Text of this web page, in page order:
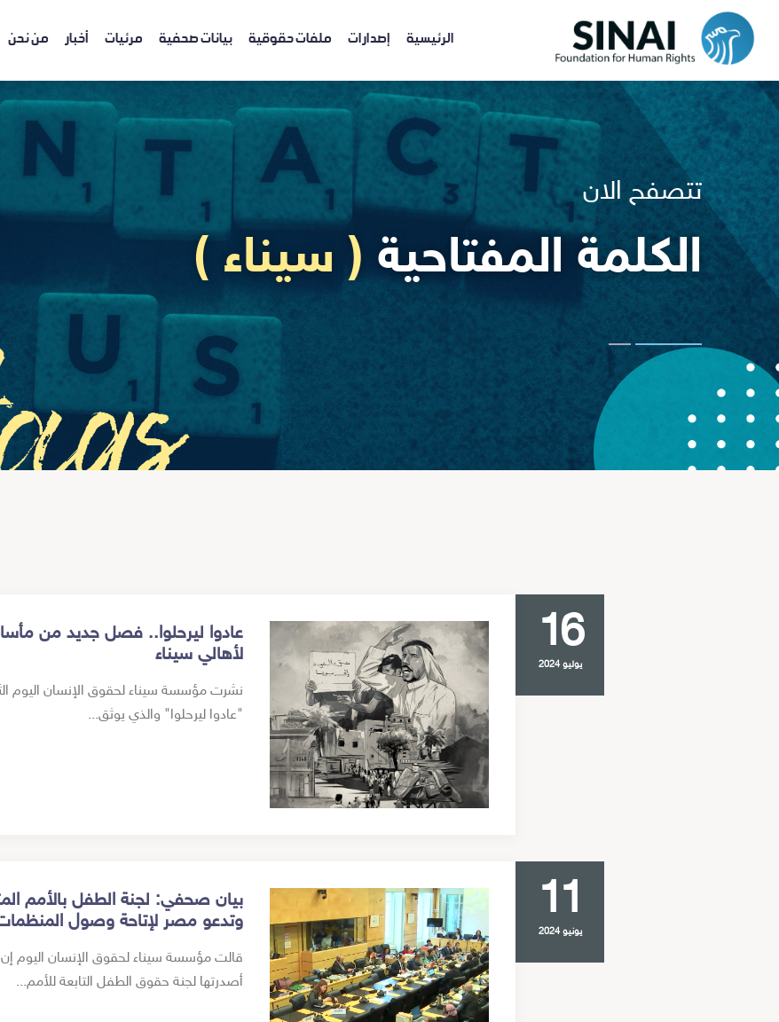
الرئيسية إصدارات ملفات حقوقية بيانات صحفية مرئيات أخبار من نحن
تتصفح الان
الكلمة المفتاحية ( سيناء )
16
يوليو 2024
عادوا ليرحلوا.. فصل جديد من
لأهالي سيناء
"عادوا ليرحلوا" والذي يوثق...
11
يونيو 2024
بيان صحفي: لجنة الطفل بالأمم
وتدعو مصر لإتاحة وصول
قالت مؤسسة سيناء لحقوق الإنسان اليوم إن
أصدرتها لجنة حقوق الطفل التابعة للأمم...